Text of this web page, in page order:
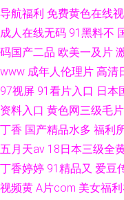
导航福利 免费黄色在线
成人在线无码 91黑料不
码国产二品 欧美一及片
www 成年人伦理片 高清
97视屏 91看片入口 日本
资料入口 黄色网三级毛片
丁香 国产精品水多 福利
五月天av 18日本三级全
丁香婷婷 91精品又 爱豆
视频黄 A片com 美女福